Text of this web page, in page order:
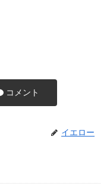
コメント
イエロー